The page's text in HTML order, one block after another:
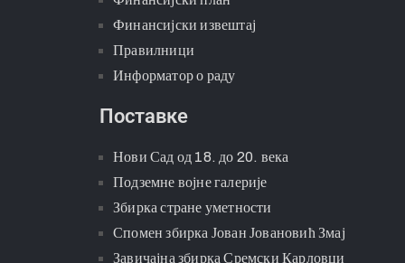
Финансијски извештај
Правилници
Информатор о раду
Поставке
Нови Сад од 18. до 20. века
Подземне војне галерије
Збирка стране уметности
Спомен збирка Јован Јовановић Змај
Завичајна збирка Сремски Карловци